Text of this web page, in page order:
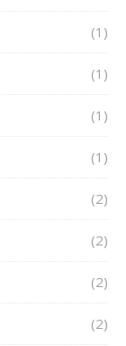
(1)
(1)
(1)
(1)
(2)
(2)
(2)
(2)